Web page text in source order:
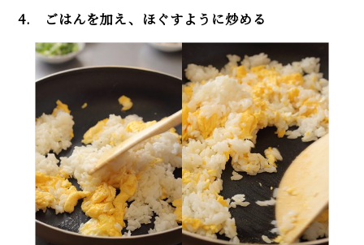
4. ごはんを加え、ほぐすように炒める